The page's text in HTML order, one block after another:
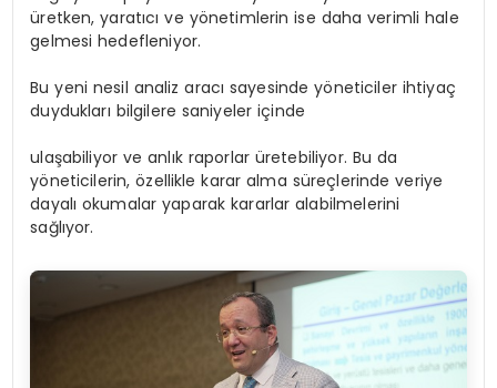
üretken, yaratıcı ve yönetimlerin ise daha verimli hale
gelmesi hedefleniyor.
Bu yeni nesil analiz aracı sayesinde yöneticiler ihtiyaç
duydukları bilgilere saniyeler içinde
ulaşabiliyor ve anlık raporlar üretebiliyor. Bu da
yöneticilerin, özellikle karar alma süreçlerinde veriye
dayalı okumalar yaparak kararlar alabilmelerini
sağlıyor.